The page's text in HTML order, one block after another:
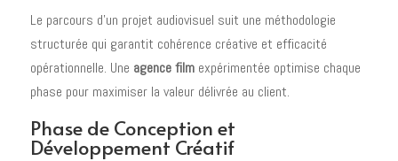
Le parcours d'un projet audiovisuel suit une méthodologie
structurée qui garantit cohérence créative et efficacité
opérationnelle. Une agence filmexpérimentée optimise chaque
phase pour maximiser la valeur délivrée au client.
Phase de Conception et
Développement Créatif